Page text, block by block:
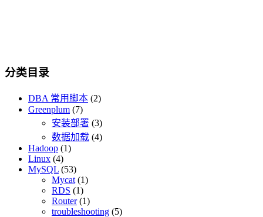
分类目录
DBA 常用脚本 (2)
Greenplum (7)
安装部署 (3)
数据加载 (4)
Hadoop (1)
Linux (4)
MySQL (53)
Mycat (1)
RDS (1)
Router(1)
troubleshooting (5)